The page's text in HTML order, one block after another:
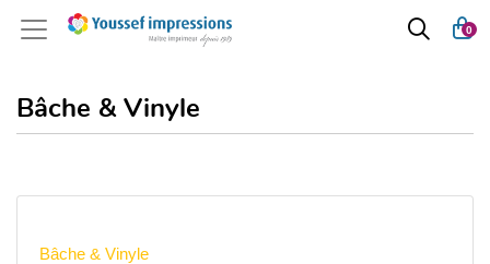
0
Bâche & Vinyle
Bâche & Vinyle